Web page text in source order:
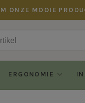
ONZE MOOIE
ERGONOMIE